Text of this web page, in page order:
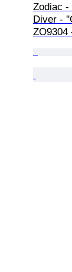
Zodiac -
Diver -
ZO9304